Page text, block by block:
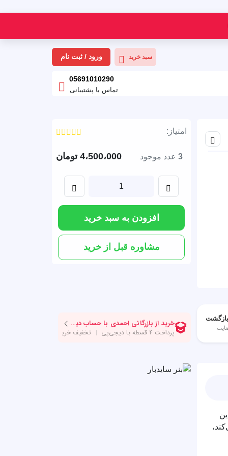
سبد خرید ورود / ثبت نام
05691010290
تماس با پشتیبانی
اشتراک گذاری
امتیاز:
3 عدد موجود 4،500،000 تومان
اضافه کردن
1
کم کردن
افزودن به سبد خرید
مشاوره قبل از خرید